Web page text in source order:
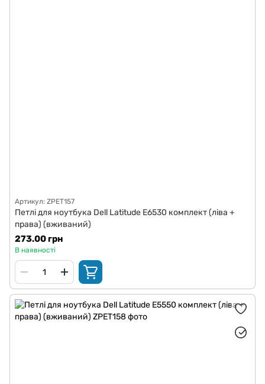
Артикул: ZPET157
Петлі для ноутбука Dell Latitude E6530 комплект (ліва +
права) (вживаний)
273.00 грн
В наявності